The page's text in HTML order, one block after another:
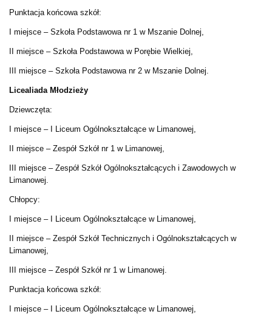
Punktacja końcowa szkół:
I miejsce – Szkoła Podstawowa nr 1 w Mszanie Dolnej,
II miejsce – Szkoła Podstawowa w Porębie Wielkiej,
III miejsce – Szkoła Podstawowa nr 2 w Mszanie Dolnej.
Licealiada Młodzieży
Dziewczęta:
I miejsce – I Liceum Ogólnokształcące w Limanowej,
II miejsce – Zespół Szkół nr 1 w Limanowej,
III miejsce – Zespół Szkół Ogólnokształcących i Zawodowych w
Limanowej.
Chłopcy:
I miejsce – I Liceum Ogólnokształcące w Limanowej,
II miejsce – Zespół Szkół Technicznych i Ogólnokształcących w
Limanowej,
III miejsce – Zespół Szkół nr 1 w Limanowej.
Punktacja końcowa szkół:
I miejsce – I Liceum Ogólnokształcące w Limanowej,